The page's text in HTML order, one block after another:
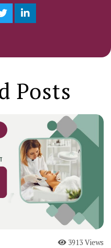
Posts
3913 Views